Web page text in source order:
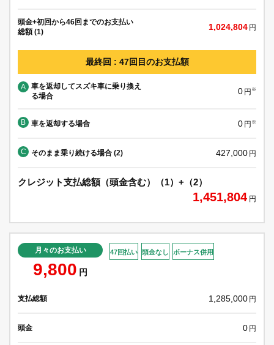
頭金+初回から46回までのお支払い
総額 (1)
1,024,804 円
最終回 : 47回目のお支払額
A
車を返却してスズキ車に乗り換え
る場合
0 円 ※
B 車を返却する場合 0 円 ※
C そのまま乗り続ける場合 (2) 427,000 円
クレジット支払総額（頭金含む）（1）+（2）
1,451,804 円
月々のお支払い
9,800 円
47回払い 頭金なし ボーナス併用
支払総額 1,285,000 円
頭金 0 円